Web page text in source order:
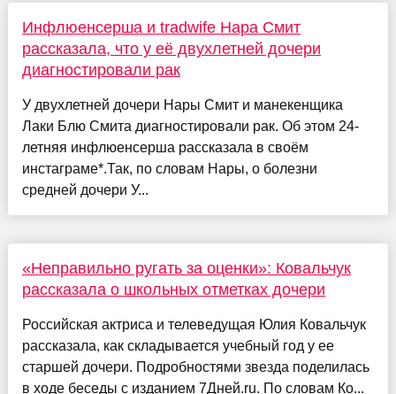
Инфлюенсерша и tradwife Нара Смит
рассказала, что у её двухлетней дочери
диагностировали рак
У двухлетней дочери Нары Смит и манекенщика
Лаки Блю Смита диагностировали рак. Об этом 24-
летняя инфлюенсерша рассказала в своём
инстаграме*.Так, по словам Нары, о болезни
средней дочери У...
«Неправильно ругать за оценки»: Ковальчук
рассказала о школьных отметках дочери
Российская актриса и телеведущая Юлия Ковальчук
рассказала, как складывается учебный год у ее
старшей дочери. Подробностями звезда поделилась
в ходе беседы с изданием 7Дней.ru. По словам Ко...